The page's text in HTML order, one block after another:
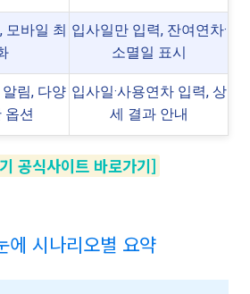
모바일 최 입사일만 입력, 잔여연차·
소멸일 표시
림, 다양
옵션
입사일·사용연차 입력, 상
세 결과 안내
공식사이트 바로가기]
에 시나리오별 요약